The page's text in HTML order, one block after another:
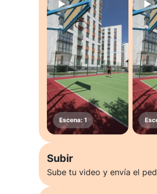
Subir
Sube tu video y envía el